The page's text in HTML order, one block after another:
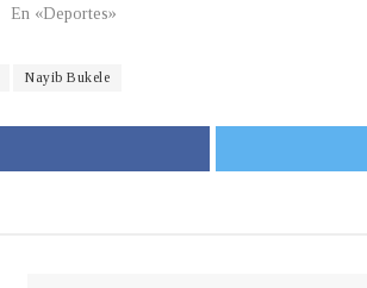
En «Deportes»
Nayib Bukele